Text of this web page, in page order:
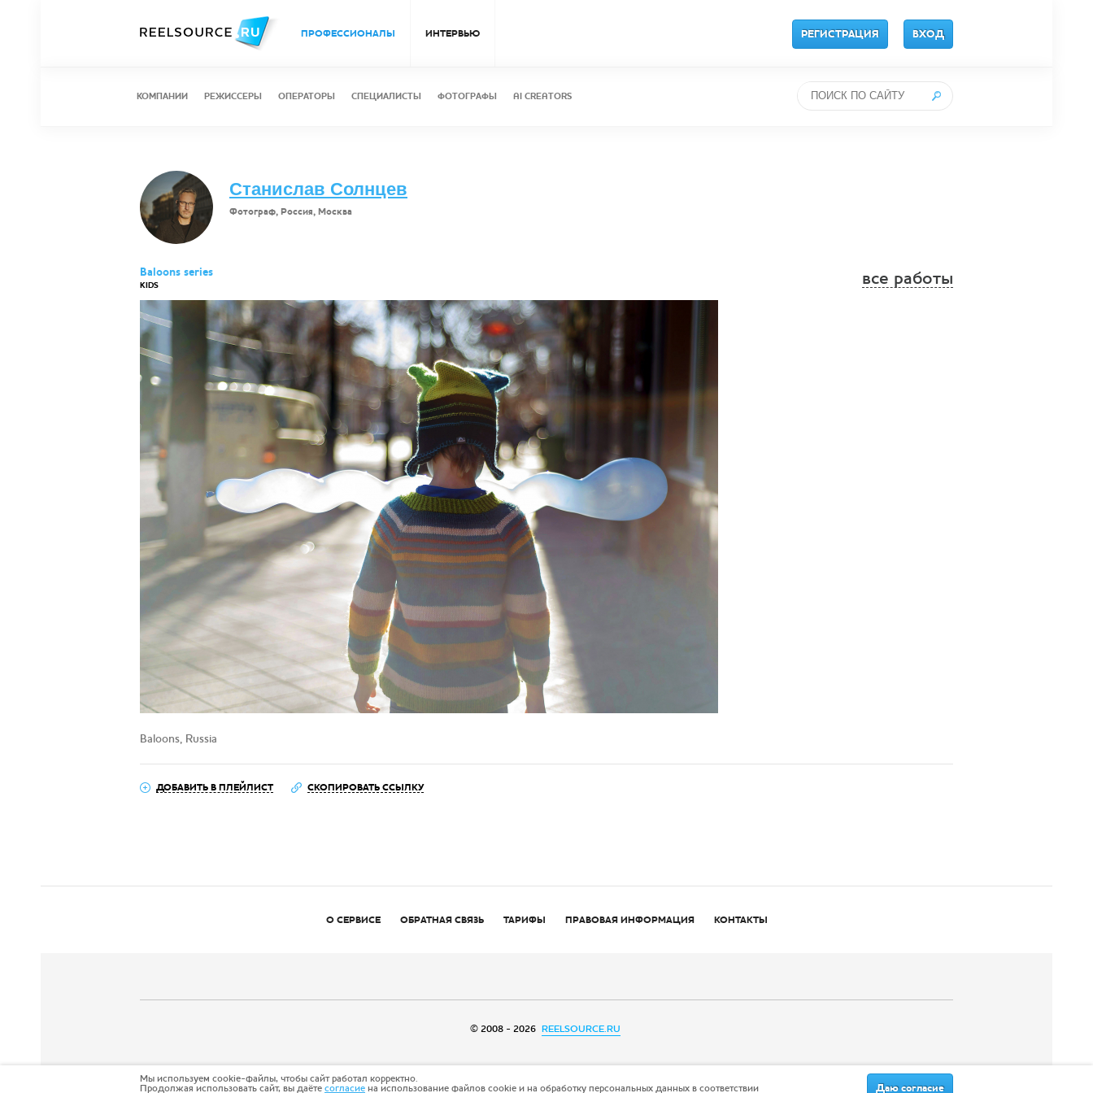
ПРОФЕССИОНАЛЫ ИНТЕРВЬЮ РЕГИСТРАЦИЯ ВХОД
КОМПАНИИ РЕЖИССЕРЫ ОПЕРАТОРЫ СПЕЦИАЛИСТЫ ФОТОГРАФЫ AI CREATORS
Станислав Солнцев
Фотограф, Россия, Москва
Baloons series все работы
KIDS
Baloons, Russia
ДОБАВИТЬ В ПЛЕЙЛИСТ СКОПИРОВАТЬ ССЫЛКУ
О СЕРВИСЕ ОБРАТНАЯ СВЯЗЬ ТАРИФЫ ПРАВОВАЯ ИНФОРМАЦИЯ КОНТАКТЫ
© 2008 - 2026 REELSOURCE.RU
Даю согласие
Мы используем cookie-файлы, чтобы сайт работал корректно.
Продолжая использовать сайт, вы даётесогласиена использование файлов cookie и на обработку персональных данных в соответствии